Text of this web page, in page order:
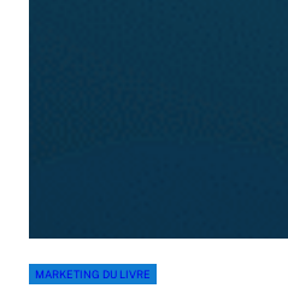
MARKETING DU LIVRE